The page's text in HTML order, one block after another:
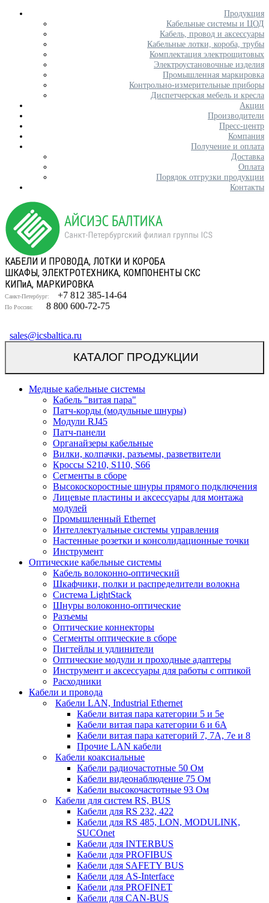
Продукция
Кабельные системы и ЦОД
Кабель, провод и аксессуары
Кабельные лотки, короба, трубы
Комплектация электрощитовых
Электроустановочные изделия
Промышленная маркировка
Контрольно-измерительные приборы
Диспетчерская мебель и кресла
Акции
Производители
Пресс-центр
Компания
Получение и оплата
Доставка
Оплата
Порядок отгрузки продукции
Контакты
КАБЕЛИ И ПРОВОДА, ЛОТКИ И КОРОБА
ШКАФЫ, ЭЛЕКТРОТЕХНИКА, КОМПОНЕНТЫ СКС
КИПиА, МАРКИРОВКА
Санкт-Петербург: +7 812 385-14-64
По России: 8 800 600-72-75
sales@icsbaltica.ru
КАТАЛОГ ПРОДУКЦИИ
Медные кабельные системы
Кабель "витая пара"
Патч-корды (модульные шнуры)
Модули RJ45
Патч-панели
Органайзеры кабельные
Вилки, колпачки, разъемы, разветвители
Кроссы S210, S110, S66
Сегменты в сборе
Высокоскоростные шнуры прямого подключения
Лицевые пластины и аксессуары для монтажа
модулей
Промышленный Ethernet
Интеллектуальные системы управления
Настенные розетки и консолидационные точки
Инструмент
Оптические кабельные системы
Кабель волоконно-оптический
Шкафчики, полки и распределители волокна
Система LightStack
Шнуры волоконно-оптические
Разъемы
Оптические коннекторы
Сегменты оптические в сборе
Пигтейлы и удлинители
Оптические модули и проходные адаптеры
Инструмент и аксессуары для работы с оптикой
Расходники
Кабели и провода
Кабели LAN, Industrial Ethernet
Кабели витая пара категории 5 и 5е
Кабели витая пара категории 6 и 6A
Кабели витая пара категорий 7, 7А, 7е и 8
Прочие LAN кабели
Кабели коаксиальные
Кабели радиочастотные 50 Ом
Кабели видеонаблюдение 75 Ом
Кабели высокочастотные 93 Ом
Кабели для систем RS, BUS
Кабели для RS 232, 422
Кабели для RS 485, LON, MODULINK,
SUCOnet
Кабели для INTERBUS
Кабели для PROFIBUS
Кабели для SAFETY BUS
Кабели для AS-Interface
Кабели для PROFINET
Кабели для CAN-BUS